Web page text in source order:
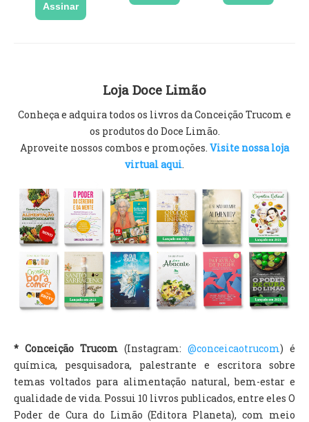
Assinar
Loja Doce Limão
Conheça e adquira todos os livros da Conceição Trucom e
os produtos do Doce Limão.
Aproveite nossos combos e promoções. Visite nossa loja
virtual aqui.
* Conceição Trucom (Instagram: @conceicaotrucom) é
química, pesquisadora, palestrante e escritora sobre
temas voltados para alimentação natural, bem-estar e
qualidade de vida. Possui 10 livros publicados, entre eles O
Poder de Cura do Limão (Editora Planeta), com meio